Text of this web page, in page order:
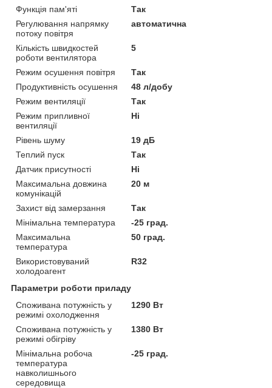
Функція пам'яті
Так
Регулювання напрямку
потоку повітря
автоматична
Кількість швидкостей
роботи вентилятора
5
Режим осушення повітря
Так
Продуктивність осушення
48 л/добу
Режим вентиляції
Так
Режим припливної
вентиляції
Ні
Рівень шуму
19 дБ
Теплий пуск
Так
Датчик присутності
Ні
Максимальна довжина
комунікацій
20 м
Захист від замерзання
Так
Мінімальна температура
-25 град.
Максимальна
температура
50 град.
Використовуваний
холодоагент
R32
Параметри роботи приладу
Споживана потужність у
режимі охолодження
1290 Вт
Споживана потужність у
режимі обігріву
1380 Вт
Мінімальна робоча
температура
навколишнього
середовища
-25 град.